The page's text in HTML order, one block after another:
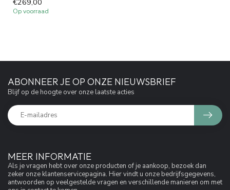
Vo...
€269,00
Op voorraad
MEER INFORMATIE
Als je vragen hebt over onze producten of je aankoop, bezoek dan
zeker onze klantenservicepagina. Hier vindt u onze bedrijfsgegevens,
antwoorden op veelgestelde vragen en verschillende manieren om met
ABONNEER JE OP ONZE NIEUWSBRIEF
Blijf op de hoogte over onze laatste acties